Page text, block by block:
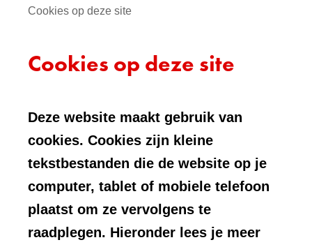
Cookies op deze site
Cookies op deze site
Deze website maakt gebruik van
cookies. Cookies zijn kleine
tekstbestanden die de website op je
computer, tablet of mobiele telefoon
plaatst om ze vervolgens te
raadplegen. Hieronder lees je meer